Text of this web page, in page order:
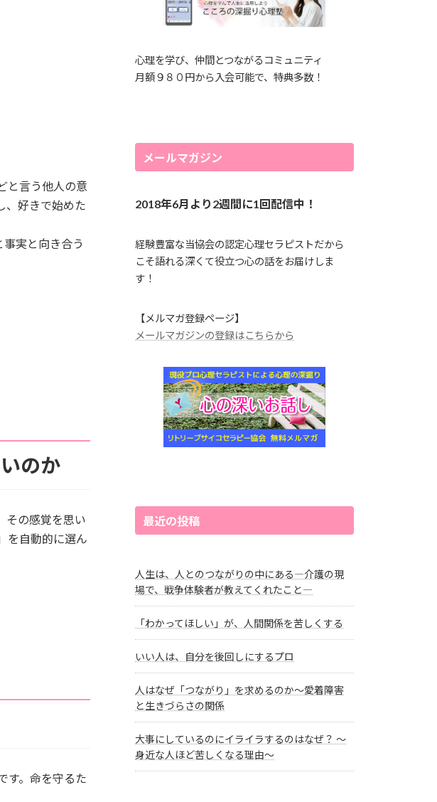
と言う他人の意
、好きで始めた
実と向き合う
のか
その感覚を思い
を自動的に選ん
す。命を守るた
心理を学び、仲間とつながるコミュニティ
月額９８０円から入会可能で、特典多数！
メールマガジン
2018年6月より2週間に1回配信中！
経験豊富な当協会の認定心理セラピストだから
こそ語れる深くて役立つ心の話をお届けしま
す！
【メルマガ登録ページ】
メールマガジンの登録はこちらから
最近の投稿
人生は、人とのつながりの中にある―介護の現
場で、戦争体験者が教えてくれたこと―
「わかってほしい」が、人間関係を苦しくする
いい人は、自分を後回しにするプロ
人はなぜ「つながり」を求めるのか～愛着障害
と生きづらさの関係
大事にしているのにイライラするのはなぜ？ ～
身近な人ほど苦しくなる理由～